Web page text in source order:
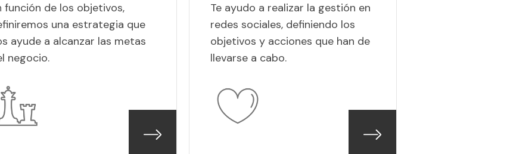
función de los objetivos,
una estrategia que
ayude a alcanzar las metas
negocio.
Te ayudo a realizar la gestión en
redes sociales, definiendo los
objetivos y acciones que han de
llevarse a cabo.